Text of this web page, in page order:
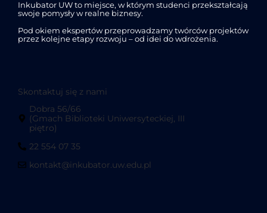
Inkubator UW to miejsce, w którym studenci przekształcają
swoje pomysły w realne biznesy.
Pod okiem ekspertów przeprowadzamy twórców projektów
przez kolejne etapy rozwoju – od idei do wdrożenia.
Skontaktuj się z nami
Dobra 56/66
(Gmach Biblioteki Uniwersyteckiej, III
piętro)
22 554 07 35
kontakt@inkubator.uw.edu.pl